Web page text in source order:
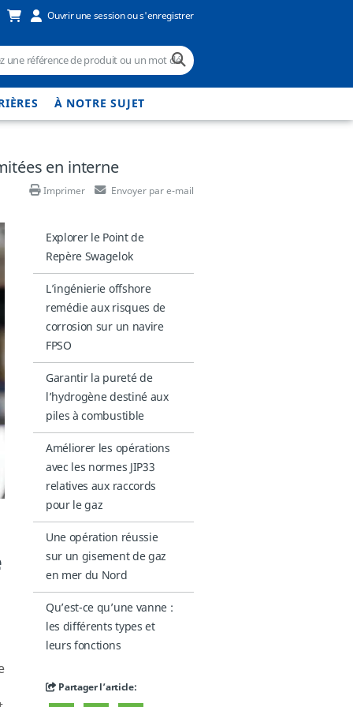
Ouvrir une session ou s'enregistrer
À NOTRE SUJET
en interne
Imprimer Envoyer par e-mail
Explorer le Point de
Repère Swagelok
L’ingénierie offshore
remédie aux risques de
corrosion sur un navire
FPSO
Garantir la pureté de
l’hydrogène destiné aux
piles à combustible
Améliorer les opérations
avec les normes JIP33
relatives aux raccords
pour le gaz
Une opération réussie
sur un gisement de gaz
en mer du Nord
Qu’est-ce qu’une vanne :
les différents types et
leurs fonctions
Partager l’article: